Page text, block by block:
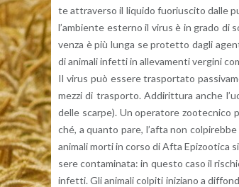
te at­tra­ver­so il li­qui­do fuo­riu­sci­to dalle
l’am­bien­te ester­no il virus è in grado di
ven­za è più lunga se pro­tet­to dagli
di ani­ma­li in­fet­ti in al­le­va­men­ti ver­gi­ni
Il virus può es­se­re tra­spor­ta­to
mezzi di tra­spor­to. Ad­di­rit­tu­ra anche
delle scar­pe). Un ope­ra­to­re zoo­tec­ni­co
ché, a quan­to pare, l’af­ta non
ani­ma­li morti in corso di Afta Epi­zoo­ti­ca
se­re con­ta­mi­na­ta: in que­sto caso il
in­fet­ti. Gli ani­ma­li col­pi­ti ini­zia­no a